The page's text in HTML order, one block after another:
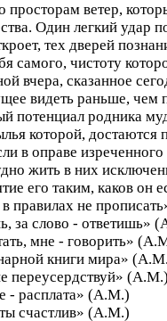
ветер,
Один легкий
тех дверей
самого, чистоту
вчера, сказанное
видеть раньше, чем
потенциал родника
которой,
в оправе
жить в них
его таким, каков он
правилах не
за слово - ответишь»
мне - говорить»
книги мира»
переусердствуй» (А.М.)
- расплата» (А.М.)
счастлив» (А.М.)